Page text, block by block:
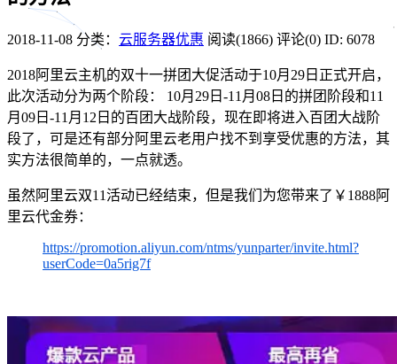
2018-11-08 分类： 云服务器优惠 阅读(1866) 评论(0) ID: 6078
2018阿里云主机的双十一拼团大促活动于10月29日正式开启，
此次活动分为两个阶段： 10月29日-11月08日的拼团阶段和11
月09日-11月12日的百团大战阶段，现在即将进入百团大战阶
段了，可是还有部分阿里云老用户找不到享受优惠的方法，其
实方法很简单的，一点就透。
虽然阿里云双11活动已经结束，但是我们为您带来了￥1888阿
里云代金券：
https://promotion.aliyun.com/ntms/yunparter/invite.html?
userCode=0a5rig7f